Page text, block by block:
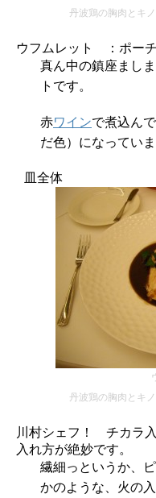
丹波鶏の胸肉とキ
ウフムレット ：ポー
真ん中の鎮座まし
トです。
赤ワインで煮込ん
だ色）になっていま
皿全体
丹波鶏の胸肉とキ
川村シェフ！ チカラ
入れ方が絶妙です。
繊細っというか、
かのような、火の入